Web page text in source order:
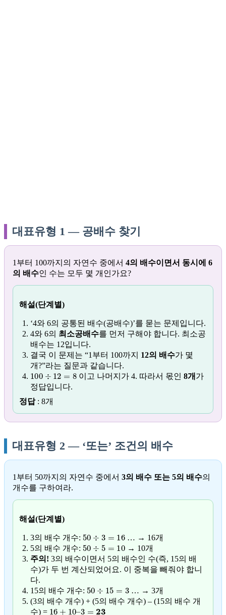
대표유형 1 — 공배수 찾기
1부터 100까지의 자연수 중에서 4의 배수이면서 동시에 6
의 배수인 수는 모두 몇 개인가요?
해설(단계별)
‘4와 6의 공통된 배수(공배수)’를 묻는 문제입니다.
4와 6의 최소공배수를 먼저 구해야 합니다. 최소공
배수는 12입니다.
결국 이 문제는 “1부터 100까지 12의 배수가 몇
개?”라는 질문과 같습니다.
100 ÷ 12= 8 이고 나머지가 4. 따라서 몫인8개 가
정답입니다.
정답: 8개
대표유형 2 — ‘또는’ 조건의 배수
1부터 50까지의 자연수 중에서 3의 배수 또는 5의 배수의
개수를 구하여라.
해설(단계별)
3의 배수 개수: 50 =
… → 16개
5의 배수 개수: 50 ÷5 =
→ 10개
주의! 3의 배수이면서 5의 배수인 수(즉, 15의 배
수)가 두 번 계산되었어요. 이 중복을 빼줘야 합니
다.
15의 배수 개수: 50 15 =
… → 3개
(3의 배수 개수) + (5의 배수 개수) – (15의 배수 개
수) = 16+ 10–3= 23